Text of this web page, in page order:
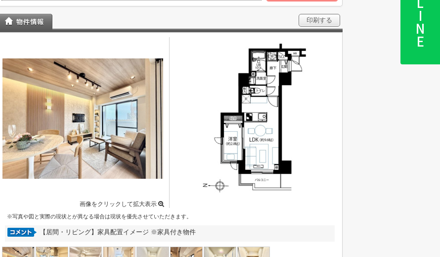
LINE
印刷する
画像をクリックして拡大表示
※写真や図と実際の現状とが異なる場合は現状を優先させていただきます。
【居間・リビング】家具配置イメージ ※家具付き物件